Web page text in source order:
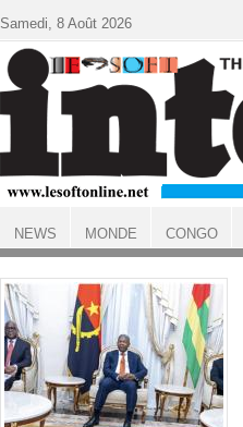
ACCUEIL
Samedi, 8 Août 2026
NEWS MONDE CONGO